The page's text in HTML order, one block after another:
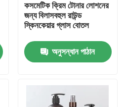
কসমেটিক ক্রিম টোনার লোশনের
জন্য বিলাসবহুল রাউন্ড
স্কিনকেয়ার গ্লাস বোতল
অনুসন্ধান পাঠান